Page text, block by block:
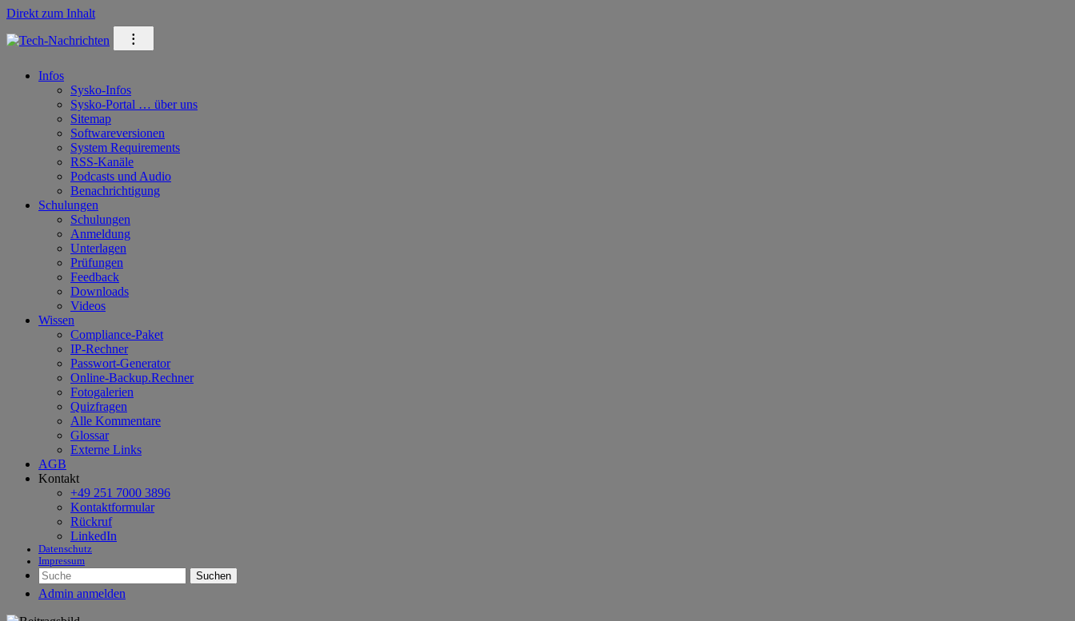
Direkt zum Inhalt
⁝
Infos
Sysko-Infos
Sysko-Portal … über uns
Sitemap
Softwareversionen
System Requirements
RSS-Kanäle
Podcasts und Audio
Benachrichtigung
Schulungen
Schulungen
Anmeldung
Unterlagen
Prüfungen
Feedback
Downloads
Videos
Wissen
Compliance-Paket
IP-Rechner
Passwort-Generator
Online-Backup.Rechner
Fotogalerien
Quizfragen
Alle Kommentare
Glossar
Externe Links
AGB
Kontakt
+49 251 7000 3896
Kontaktformular
Rückruf
LinkedIn
Datenschutz
Impressum
Suchen
Admin anmelden